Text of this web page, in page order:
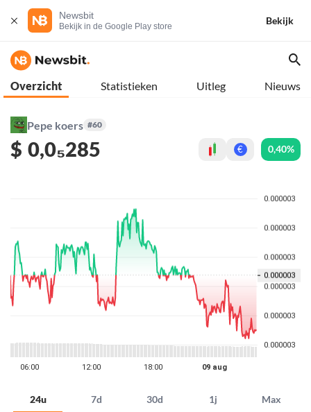
Newsbit
Bekijk in de Google Play store
Bekijk
Overzicht Statistieken Uitleg Nieuws
Pepe koers #60
$ 0,0₅285 € 0,40%
24u 7d 30d 1j Max